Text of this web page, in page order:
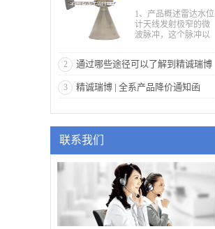
1、产品概述雷达水位
计天线发射极窄的微
波脉冲，这个脉冲以
部分能量被反射回
收。发射脉冲与接收
磁波的传播速度极
(纳秒量级)很难确
认，RBRD91雷达水
位计采用一种特殊的
解调技术，可以准确
识别发射脉冲与接收
脉冲的时间间隔，从
而进一步计算出天线
2 通过哪些途径可以了解到精诚瑞博
雷达物位计
3 精诚瑞博 | 全系产品降价通知函
联系我们